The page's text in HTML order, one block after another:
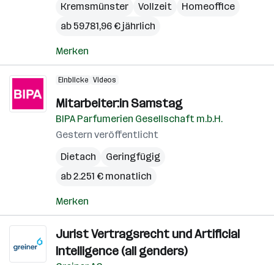
Kremsmünster
Vollzeit
Homeoffice
ab 59.781,96 € jährlich
Merken
Einblicke Videos
Mitarbeiter:in Samstag
BIPA Parfumerien Gesellschaft m.b.H.
Gestern veröffentlicht
Dietach
Geringfügig
ab 2.251 € monatlich
Merken
Jurist Vertragsrecht und Artificial
Intelligence (all genders)